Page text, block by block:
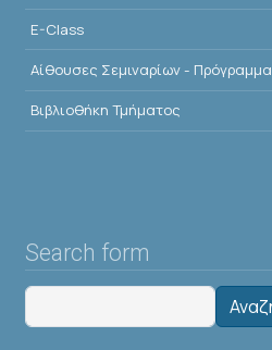
E-Class
Αίθουσες Σεμιναρίων - Πρόγραμμα
Βιβλιοθήκη Τμήματος
Search form
Αναζήτηση